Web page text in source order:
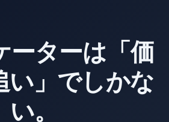
ーターは「価
い」でしかな
い。